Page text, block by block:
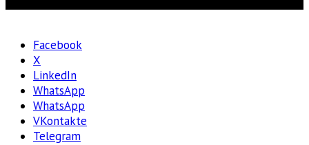
Facebook
X
LinkedIn
WhatsApp
WhatsApp
VKontakte
Telegram